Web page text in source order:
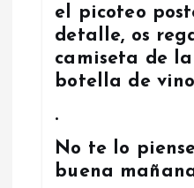
el picoteo
detalle, os
camiseta de
botella de
.
No te lo
buena